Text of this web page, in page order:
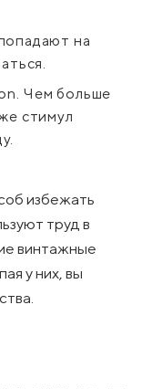
на
Чем больше
стимул
избежать
труд в
винтажные
у них, вы